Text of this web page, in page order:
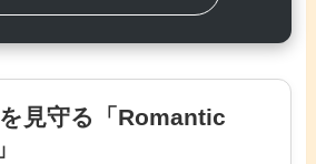
見守る「Romantic